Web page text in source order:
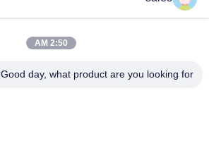
المناسب
2:50 AM
Good day, what product are you looking for?